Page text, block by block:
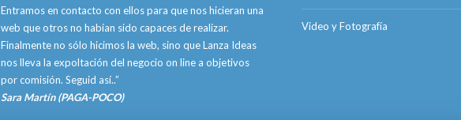
Entramos en contacto con ellos para que nos hicieran una
web que otros no habían sido capaces de realizar.
Finalmente no sólo hicimos la web, sino que Lanza Ideas
nos lleva la expoltación del negocio on line a objetivos
por comisión. Seguid así..”
Sara Martín (PAGA-POCO)
Video y Fotografía